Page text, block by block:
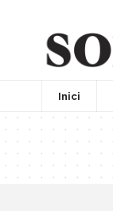
Inici